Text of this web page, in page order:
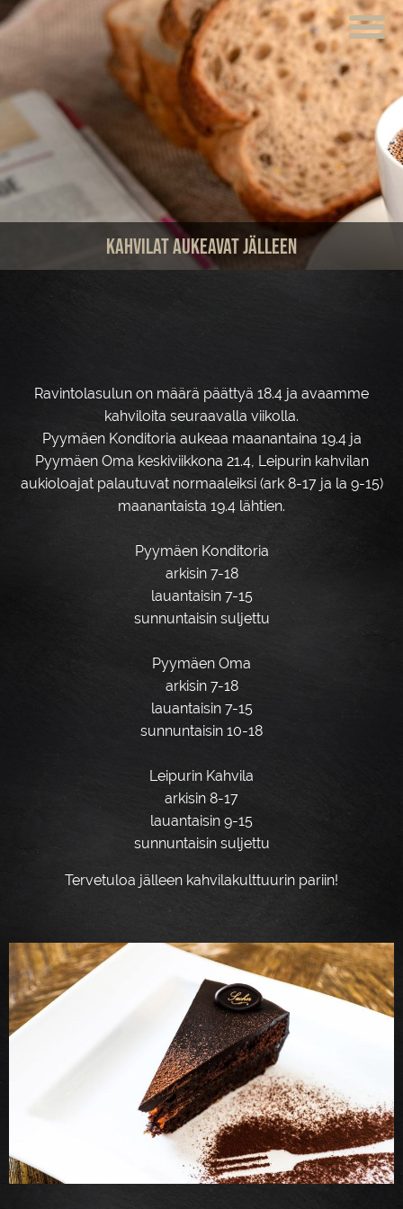
ETUSIVU
VERKKOKAUPPA
KAHVILAT
LOUNAS
MEISTÄ
TUOTTEET
Kahvilat aukeavat jälleen
Ravintolasulun on määrä päättyä 18.4 ja avaamme
kahviloita seuraavalla viikolla.
Pyymäen Konditoria aukeaa maanantaina 19.4 ja
Pyymäen Oma keskiviikkona 21.4, Leipurin kahvilan
aukioloajat palautuvat normaaleiksi (ark 8-17 ja la 9-15)
maanantaista 19.4 lähtien.
Pyymäen Konditoria
arkisin 7-18
lauantaisin 7-15
sunnuntaisin suljettu
Pyymäen Oma
arkisin 7-18
lauantaisin 7-15
sunnuntaisin 10-18
Leipurin Kahvila
arkisin 8-17
lauantaisin 9-15
sunnuntaisin suljettu
Tervetuloa jälleen kahvilakulttuurin pariin!